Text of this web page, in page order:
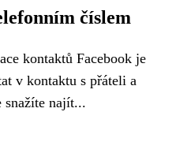
číslem
kontaktů Facebook je
v kontaktu s přáteli a
snažíte najít...